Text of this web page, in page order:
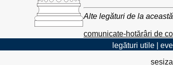
Alte legături de la
comunicate-hotărâri de
legături utile|